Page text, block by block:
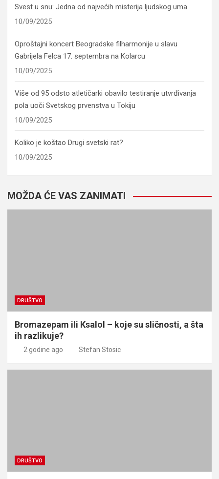
Svest u snu: Jedna od najvećih misterija ljudskog uma
10/09/2025
Oproštajni koncert Beogradske filharmonije u slavu
Gabrijela Felca 17. septembra na Kolarcu
10/09/2025
Više od 95 odsto atletičarki obavilo testiranje utvrđivanja
pola uoči Svetskog prvenstva u Tokiju
10/09/2025
Koliko je koštao Drugi svetski rat?
10/09/2025
MOŽDA ĆE VAS ZANIMATI
DRUŠTVO
Bromazepam ili Ksalol – koje su sličnosti, a šta
ih razlikuje?
2 godine ago Stefan Stosic
DRUŠTVO